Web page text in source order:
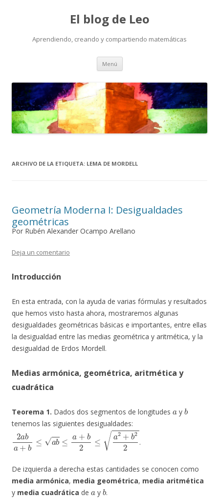
El blog de Leo
Aprendiendo, creando y compartiendo matemáticas
Menú Saltar
contenido
ARCHIVO DE LA ETIQUETA: LEMA DE MORDELL
Geometría Moderna I: Desigualdades
geométricas
Por Rubén Alexander Ocampo Arellano
Deja un comentario
Introducción
En esta entrada, con la ayuda de varias fórmulas y resultados
que hemos visto hasta ahora, mostraremos algunas
desigualdades geométricas básicas e importantes, entre ellas
la desigualdad entre las medias geométrica y aritmética, y la
desigualdad de Erdos Mordell.
Medias armónica, geométrica, aritmética y
cuadrática
Teorema 1. Dados dos segmentos de longitudes y
b
tenemos las siguientes desigualdades:
aba ab≤ b 2≤ a 22
.
De izquierda a derecha estas cantidades se conocen como
media armónica, media geométrica, media aritmética
y media cuadrática de
a
y
b
.